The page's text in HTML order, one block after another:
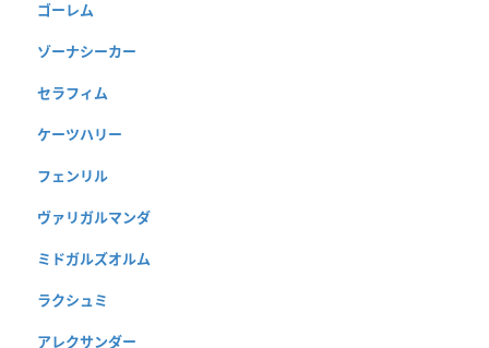
ゴーレム
ゾーナシーカー
セラフィム
ケーツハリー
フェンリル
ヴァリガルマンダ
ミドガルズオルム
ラクシュミ
アレクサンダー